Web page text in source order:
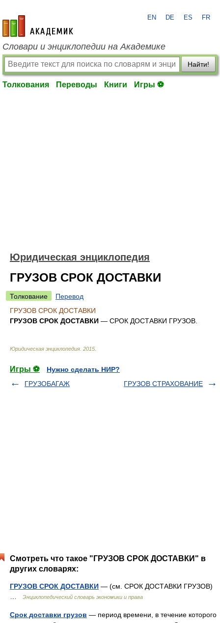
academic.ru
EN DE ES FR
Словари и энциклопедии на Академике
Найти!
Толкования Переводы Книги Игры ⚽
Юридическая энциклопедия
ГРУЗОВ СРОК ДОСТАВКИ
Толкование
Перевод
ГРУЗОВ СРОК ДОСТАВКИ
ГРУЗОВ СРОК ДОСТАВКИ — СРОК ДОСТАВКИ ГРУЗОВ.
Юридическая энциклопедия 2015
Игры ⚽
Нужно сделать НИР?
ГРУЗОБАГАЖ
ГРУЗОВ СТРАХОВАНИЕ
Смотреть что такое "ГРУЗОВ СРОК ДОСТАВКИ" в
других словарях:
ГРУЗОВ СРОК ДОСТАВКИ — (см. СРОК ДОСТАВКИ ГРУЗОВ)
Энциклопедический словарь экономики и права
Срок доставки грузов — период времени, в течение которого